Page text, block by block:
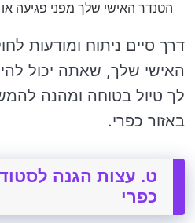
הטנדר האישי שלך מפני פגיעה
דרך סיים ניתוח ומודעות
האישי שלך, שאתה יכול
לך טיול בטוחה ומהנה
באזור כפרי.
ט. עצות הגנה
כפרי